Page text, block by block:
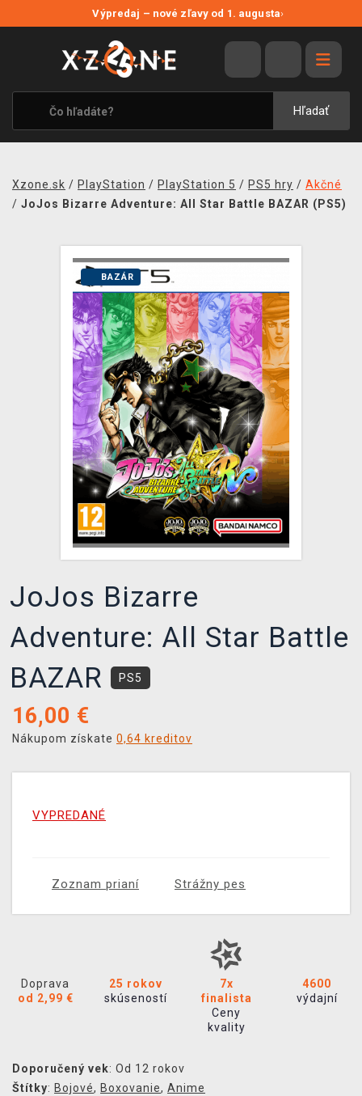
Výpredaj – nové zľavy od 1. augusta›
Hľadať
VÝPREDAJ
VIDEOHRY
XZONE ORIGINALS
TEMATIKY
MERCHANDISE
KONTAKT
DOPRAVA
XZONE KLUB
Xzone.sk / PlayStation / PlayStation 5 / PS5 hry / Akčné
/ JoJos Bizarre Adventure: All Star Battle BAZAR (PS5)
BAZÁR
JoJos Bizarre
Adventure: All Star Battle
BAZAR
PS5
16,00 €
Nákupom získate 0,64 kreditov
VYPREDANÉ
Zoznam prianí Strážny pes
Doprava
od 2,99 €
25 rokov
skúseností
7x
finalista
Ceny
kvality
4600
výdajní
Doporučený vek: Od 12 rokov
Štítky: Bojové, Boxovanie, Anime